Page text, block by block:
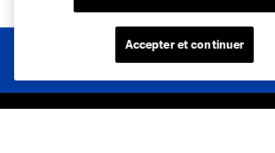
Accepter et continuer